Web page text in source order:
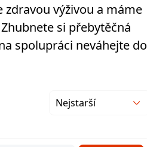
zdravou výživou a máme
si přebytěčná
spolupráci neváhejte do
Nejstarší